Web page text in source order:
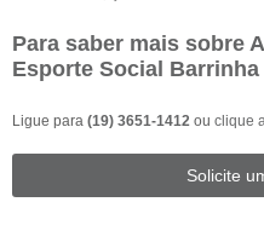
Para saber mais sobre
Esporte Social Barrinha
Ligue para (19) 3651-1412 ou clique
Solicite